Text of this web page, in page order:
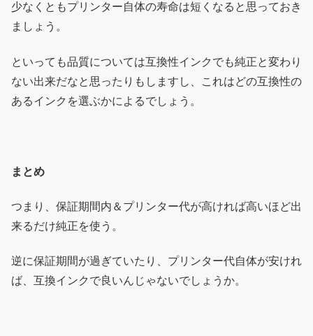
少なくともプリンター自体の寿命は短くなると思っておき
ましょう。
といっても品質については互換性インクでも純正と変わり
ない出来だなと思ったりもしますし、これはどの互換性の
あるインクを選ぶかによるでしょう。
まとめ
つまり、保証期間内＆プリンター代が高ければ高いほど出
来るだけ純正を使う。
逆に保証期間が過ぎていたり、プリンター代自体が安けれ
ば、互換インクで良いんじゃないでしょうか。